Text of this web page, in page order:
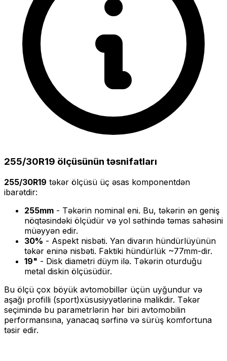
255/30R19 ölçüsünün təsnifatları
255/30R19 təkər ölçüsü üç əsas komponentdən
ibarətdir:
255mm - Təkərin nominal eni. Bu, təkərin ən geniş
nöqtəsindəki ölçüdür və yol səthində təmas sahəsini
müəyyən edir.
30% - Aspekt nisbəti. Yan divarın hündürlüyünün
təkər eninə nisbəti. Faktiki hündürlük ~77mm-dir.
19" - Disk diametri düym ilə. Təkərin oturduğu
metal diskin ölçüsüdür.
Bu ölçü çox böyük avtomobillər üçün uyğundur və
aşağı profilli (sport)xüsusiyyətlərinə malikdir. Təkər
seçimində bu parametrlərin hər biri avtomobilin
performansına, yanacaq sərfinə və sürüş komfortuna
təsir edir.